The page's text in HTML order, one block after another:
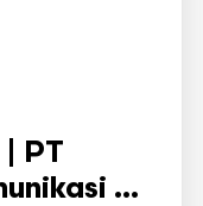
PT
...